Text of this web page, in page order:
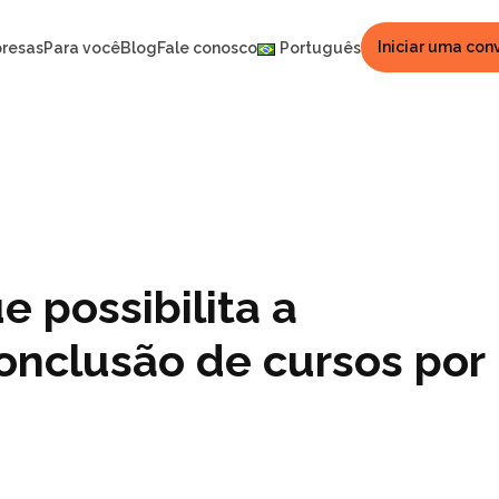
Para vocêBlogFale conosco Português Iniciar uma
possibilita a
de cursos por